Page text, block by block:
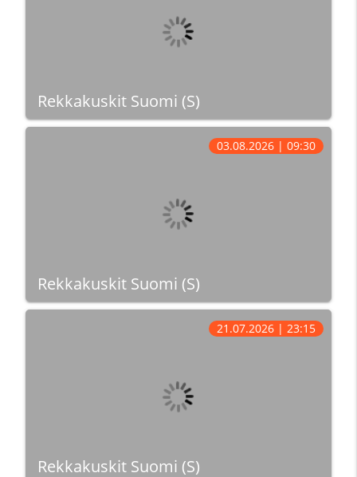
Rekkakuskit Suomi (S)
Rekkakuskit Suomi (S)
03.08.2026 | 09:30
Rekkakuskit Suomi (S)
21.07.2026 | 23:15